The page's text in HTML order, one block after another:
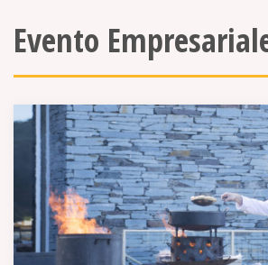
Evento